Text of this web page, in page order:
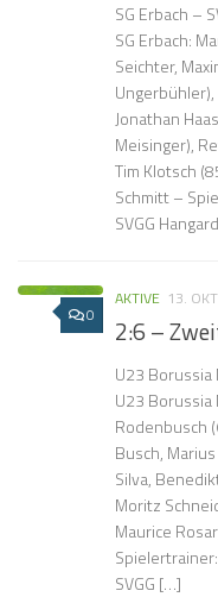
SG Erbach –
SG Erbach:
Seichter,
Jonathan
Meisinger),
Tim Klotsch
Schmitt –
SVGG
0
AKTIVE 13.
2:6 –
U23 Borussia
U23 Borussia
Rodenbusch
Busch,
Silva,
Moritz
Maurice
SVGG […]